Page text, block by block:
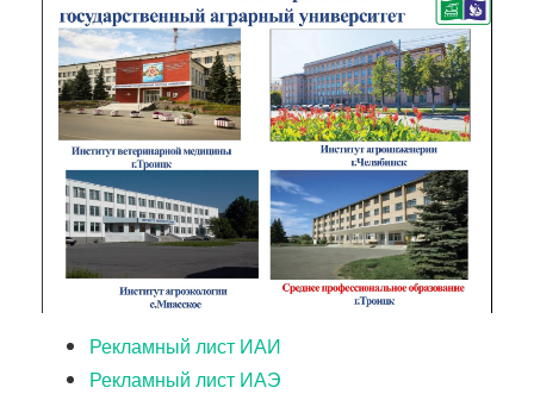
Рекламный лист ИАИ
Рекламный лист ИАЭ